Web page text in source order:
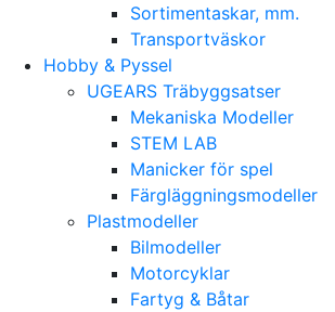
Sortimentaskar, mm.
Transportväskor
Hobby & Pyssel
UGEARS Träbyggsatser
Mekaniska Modeller
STEM LAB
Manicker för spel
Färgläggningsmodeller
Plastmodeller
Bilmodeller
Motorcyklar
Fartyg & Båtar